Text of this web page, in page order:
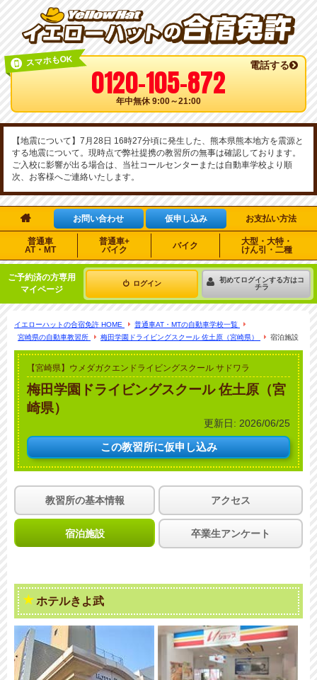
スマホもOK 電話する
0120-105-872
年中無休 9:00～21:00
【地震について】7月28日 16時27分頃に発生した、熊本県熊本地方を震源と
する地震について。現時点で弊社提携の教習所の無事は確認しております。
ご入校に影響が出る場合は、当社コールセンターまたは自動車学校より順
次、お客様へご連絡いたします。
 お問い合わせ 仮申し込み お支払い方法
普通車
AT・MT
普通車+
バイク
バイク
大型・大特・
けん引・二種
ご予約済の方専用
マイページ
ログイン
初めてログインする方はコ
チラ
イエローハットの合宿免許 HOME
普通車AT・MTの自動車学校一覧
宮崎県の自動車教習所
梅田学園ドライビングスクール 佐土原（宮崎県） 宿泊施設
【宮崎県】ウメダガクエンドライビングスクール サドワラ
梅田学園ドライビングスクール 佐土原（宮
崎県）
更新日: 2026/06/25
この教習所に仮申し込み
教習所の基本情報 アクセス
宿泊施設 卒業生アンケート
ホテルきよ武